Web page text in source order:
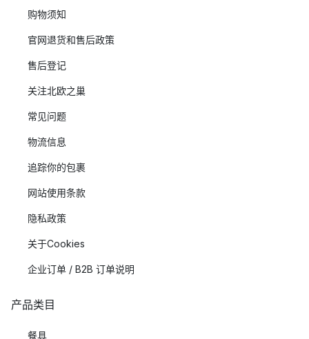
购物须知
官网退货和售后政策
售后登记
关注北欧之巢
常见问题
物流信息
追踪你的包裹
网站使用条款
隐私政策
关于Cookies
企业订单 / B2B 订单说明
产品类目
餐具